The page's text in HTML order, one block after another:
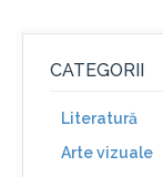
CATEGORII
Literatură
Arte vizuale